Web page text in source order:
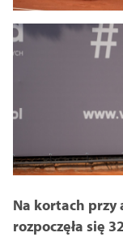
Na kortach przy
rozpoczęła się